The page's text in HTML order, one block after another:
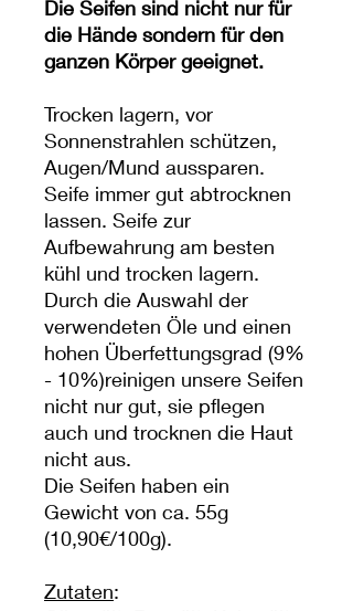
Die Seifen sind nicht nur für
die Hände sondern für den
ganzen Körper geeignet.
Trocken lagern, vor
Sonnenstrahlen schützen,
Augen/Mund aussparen.
Seife immer gut abtrocknen
lassen. Seife zur
Aufbewahrung am besten
kühl und trocken lagern.
Durch die Auswahl der
verwendeten Öle und einen
hohen Überfettungsgrad (9%
- 10%)reinigen unsere Seifen
nicht nur gut, sie pflegen
auch und trocknen die Haut
nicht aus.
Die Seifen haben ein
Gewicht von ca. 55g
(10,90€/100g).
Zutaten: